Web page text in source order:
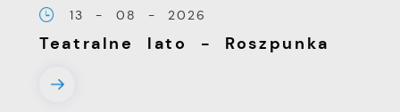
13 - 08 - 2026
Teatralne lato - Roszpunka